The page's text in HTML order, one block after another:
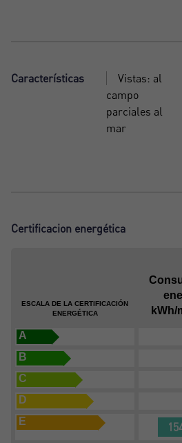
Características
Vistas: al
campo
parciales al
mar
Certificacion energética
ESCALA DE LA CERTIFICACIÓN
ENERGÉTICA
kWh/
A
B
C
D
E